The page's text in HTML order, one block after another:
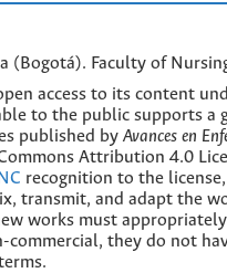
(Bogotá). Faculty of
access to its content
to the public supports a
published by Avances en
Attribution 4.0
recognition to the
transmit, and adapt the
works must
commercial, they do not